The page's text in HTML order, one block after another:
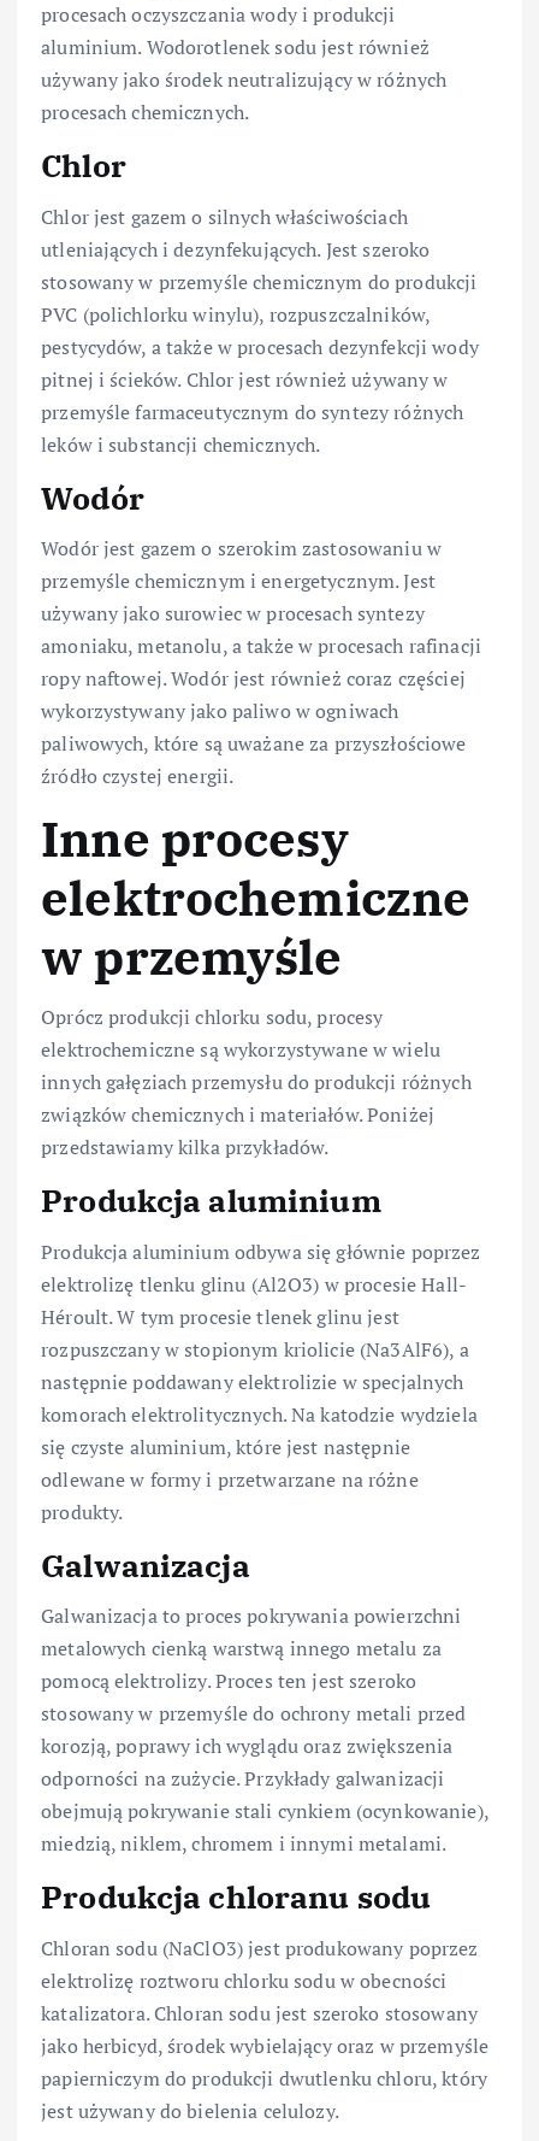
procesach oczyszczania wody i produkcji
aluminium. Wodorotlenek sodu jest również
używany jako środek neutralizujący w różnych
procesach chemicznych.
Chlor
Chlor jest gazem o silnych właściwościach
utleniających i dezynfekujących. Jest szeroko
stosowany w przemyśle chemicznym do produkcji
PVC (polichlorku winylu), rozpuszczalników,
pestycydów, a także w procesach dezynfekcji wody
pitnej i ścieków. Chlor jest również używany w
przemyśle farmaceutycznym do syntezy różnych
leków i substancji chemicznych.
Wodór
Wodór jest gazem o szerokim zastosowaniu w
przemyśle chemicznym i energetycznym. Jest
używany jako surowiec w procesach syntezy
amoniaku, metanolu, a także w procesach rafinacji
ropy naftowej. Wodór jest również coraz częściej
wykorzystywany jako paliwo w ogniwach
paliwowych, które są uważane za przyszłościowe
źródło czystej energii.
Inne procesy
elektrochemiczne
w przemyśle
Oprócz produkcji chlorku sodu, procesy
elektrochemiczne są wykorzystywane w wielu
innych gałęziach przemysłu do produkcji różnych
związków chemicznych i materiałów. Poniżej
przedstawiamy kilka przykładów.
Produkcja aluminium
Produkcja aluminium odbywa się głównie poprzez
elektrolizę tlenku glinu (Al2O3) w procesie Hall-
Héroult. W tym procesie tlenek glinu jest
rozpuszczany w stopionym kriolicie (Na3AlF6), a
następnie poddawany elektrolizie w specjalnych
komorach elektrolitycznych. Na katodzie wydziela
się czyste aluminium, które jest następnie
odlewane w formy i przetwarzane na różne
produkty.
Galwanizacja
Galwanizacja to proces pokrywania powierzchni
metalowych cienką warstwą innego metalu za
pomocą elektrolizy. Proces ten jest szeroko
stosowany w przemyśle do ochrony metali przed
korozją, poprawy ich wyglądu oraz zwiększenia
odporności na zużycie. Przykłady galwanizacji
obejmują pokrywanie stali cynkiem (ocynkowanie),
miedzią, niklem, chromem i innymi metalami.
Produkcja chloranu sodu
Chloran sodu (NaClO3) jest produkowany poprzez
elektrolizę roztworu chlorku sodu w obecności
katalizatora. Chloran sodu jest szeroko stosowany
jako herbicyd, środek wybielający oraz w przemyśle
papierniczym do produkcji dwutlenku chloru, który
jest używany do bielenia celulozy.